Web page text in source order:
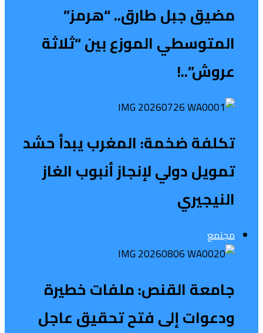
مضيق جبل طارق.. “هرمز”
المتوسطي الموزع بين “ثلاثة
عروش”..!
تكلفة ضخمة: المغرب يبدأ حشد
تمويل دولي لإنجاز أنبوب الغاز
النيجيري
مجتمع
جامعة القنص: ملفات خطيرة
ودعوات إلى فتح تحقيق عاجل